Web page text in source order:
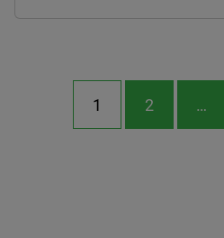
1 2 …